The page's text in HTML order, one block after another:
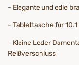
- Elegante und edle
- Tablettasche für 10.1
- Kleine Leder
Reißverschluss